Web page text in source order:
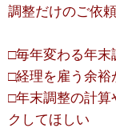
調整だけのご依
□毎年変わる年末
□経理を雇う余裕
□年末調整の計算
クしてほしい